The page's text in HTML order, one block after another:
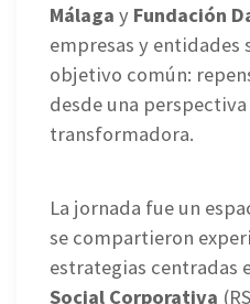
Málaga y Fundación
empresas y entidades
objetivo común:
desde una
transformadora.
La jornada fue un
se compartieron
estrategias centradas
Social Corporativa